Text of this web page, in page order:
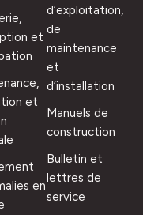
et
et
en
d’exploitation,
de
maintenance
et
d’installation
Manuels de
construction
Bulletin et
lettres de
service